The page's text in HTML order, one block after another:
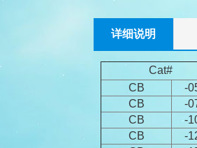
详细说明
Cat#
CB
-
CB
-
CB
-
CB
-